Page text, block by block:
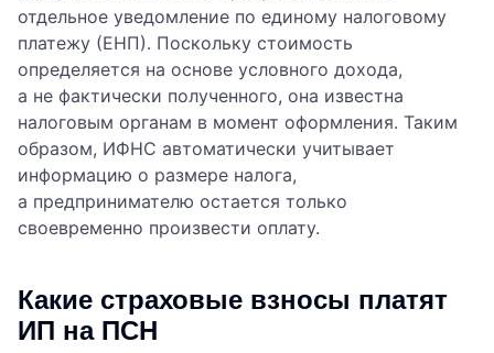
отдельное уведомление по единому налоговому
платежу (ЕНП). Поскольку стоимость
определяется на основе условного дохода,
а не фактически полученного, она известна
налоговым органам в момент оформления. Таким
образом, ИФНС автоматически учитывает
информацию о размере налога,
а предпринимателю остается только
своевременно произвести оплату.
Какие страховые взносы платят
ИП на ПСН